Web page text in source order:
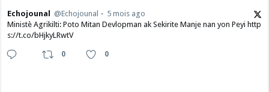
Echojounal @Echojounal
5 mois ago
Ministè Agrikilti: Poto Mitan Devlopman ak Sekirite Manje nan yon Peyi http
s://t.co/bHjkyLRwtV
0 0